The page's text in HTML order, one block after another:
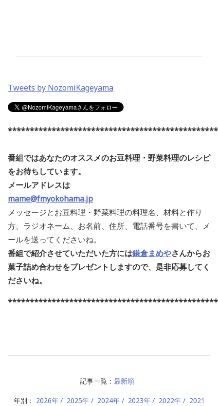
Tweets by NozomiKageyama
番組ではあなたのオススメのお豆料理・野菜料理のレシピ
をお待ちしています。
メールアドレスは
mame@fmyokohama.jp
メッセージとお豆料理・野菜料理の料理名、材料と作り
方、ラジオネーム、お名前、住所、電話番号を書いて、メ
ールを送ってくださいね。
番組で紹介させていただいた方には鎌倉まめやさんからお
菓子詰め合わせをプレゼントしますので、是非応募してく
ださいね。
記事一覧： 最新順
年別： 2026年 2025年 2024年 2023年 2022年
2021